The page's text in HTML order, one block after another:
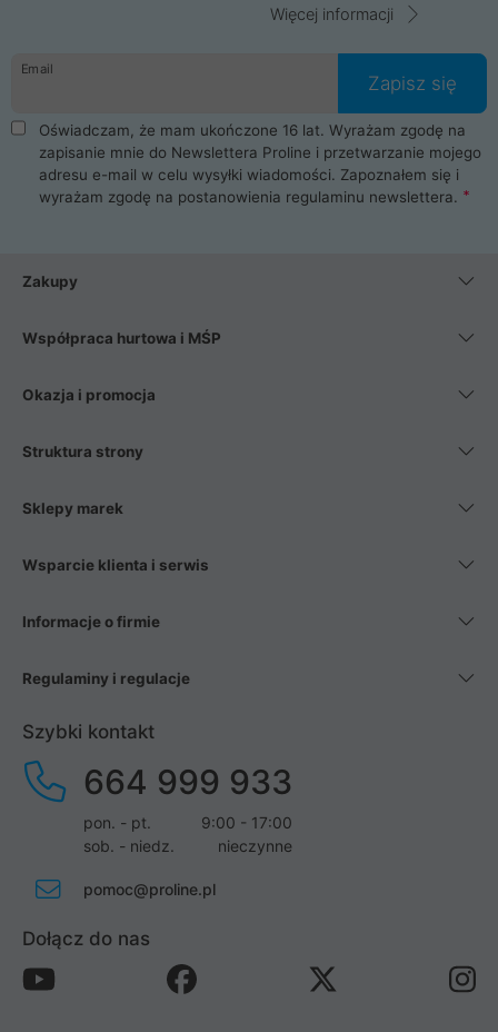
komunikacja ze sklepem komputerowym ProLine jest
danych osobowych. Dlatego zakup notebooka albo laptopa w
ProLine to czysta przyjemność i pełne bezpieczeństwo.
Zaopatrzysz się u nas w akcesoria i części komputerowe
takie jak procesory, karty graficzne, płyty główne, pamięci,
dyski SSD, M.2 oraz HDD. Nasi pracownicy pomogą Ci wybrać
najlepszy zasilacz komputerowy oraz obudowę do komputera.
Poza komputerami mamy również najlepsze na rynku
Smartfony takich producentów jak Xiaomi, Apple, Samsung i
wentylatory. Na koniec mając już to wszystko, możesz
Więcej informacji
Email
Zapisz się
Oświadczam, że mam ukończone 16 lat. Wyrażam zgodę na
zapisanie mnie do Newslettera Proline i przetwarzanie mojego
adresu e-mail w celu wysyłki wiadomości. Zapoznałem się i
wyrażam zgodę na postanowienia regulaminu newslettera.
Zakupy
Współpraca hurtowa i MŚP
Okazja i promocja
Struktura strony
Sklepy marek
Wsparcie klienta i serwis
Informacje o firmie
Regulaminy i regulacje
Szybki kontakt
664 999 933
pon. - pt.
9:00 - 17:00
sob. - niedz.
nieczynne
pomoc@proline.pl
Dołącz do nas